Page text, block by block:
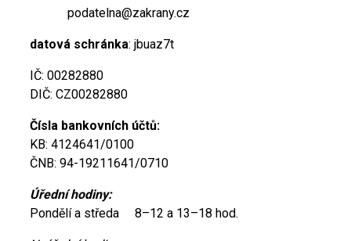
podatelna@zakrany.cz
datová schránka: jbuaz7t
IČ: 00282880
DIČ: CZ00282880
Čísla bankovních účtů:
KB: 4124641/0100
ČNB: 94-19211641/0710
Úřední hodiny:
Pondělí a středa 8–12 a 13–18 hod.